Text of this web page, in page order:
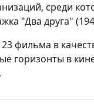
среди
"Два друга"
фильма в
горизонты в